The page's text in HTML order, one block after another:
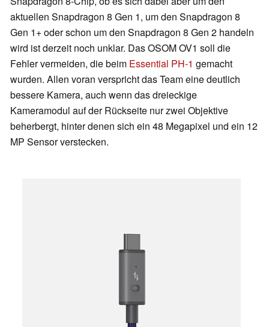
aktuellen Snapdragon 8 Gen 1, um den Snapdragon 8
Gen 1+ oder schon um den Snapdragon 8 Gen 2 handeln
wird ist derzeit noch unklar. Das OSOM OV1 soll die
Fehler vermeiden, die beim Essential PH-1 gemacht
wurden. Allen voran verspricht das Team eine deutlich
bessere Kamera, auch wenn das dreieckige
Kameramodul auf der Rückseite nur zwei Objektive
beherbergt, hinter denen sich ein 48 Megapixel und ein 12
MP Sensor verstecken.